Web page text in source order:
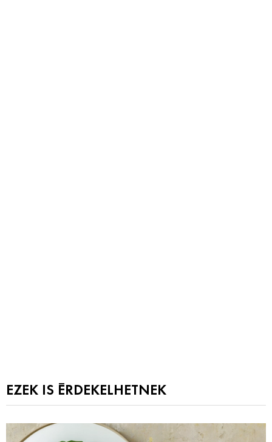
EZEK IS ÉRDEKELHETNEK